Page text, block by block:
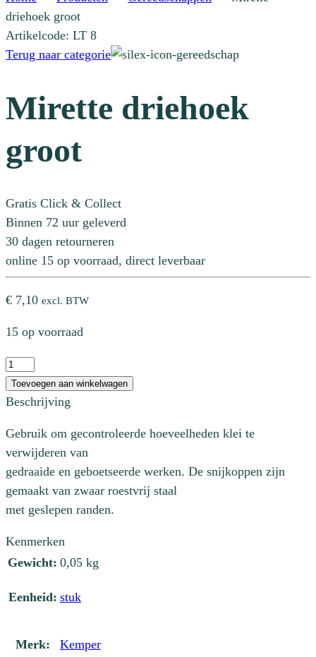
driehoek groot
Artikelcode: LT 8
Terug naar categorie
Mirette driehoek
groot
Gratis Click & Collect
Binnen 72 uur geleverd
30 dagen retourneren
online 15 op voorraad, direct leverbaar
€ 7,10 excl. BTW
15 op voorraad
Mirette
driehoek
groot
Toevoegen aan winkelwagen
Beschrijving
Gebruik om gecontroleerde hoeveelheden klei te
verwijderen van
gedraaide en geboetseerde werken. De snijkoppen zijn
gemaakt van zwaar roestvrij staal
met geslepen randen.
Kenmerken
Gewicht: 0,05 kg
Eenheid: stuk
Merk: Kemper